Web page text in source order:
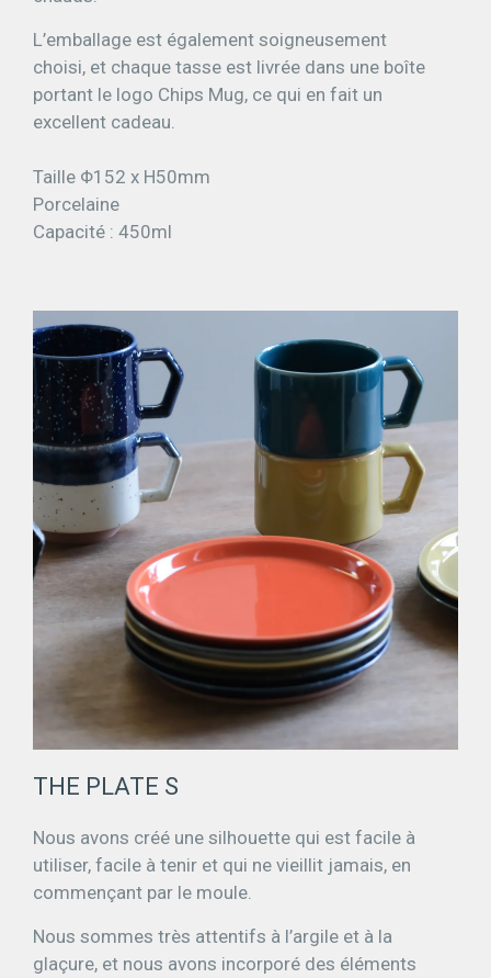
L’emballage est également soigneusement
choisi, et chaque tasse est livrée dans une boîte
portant le logo Chips Mug, ce qui en fait un
excellent cadeau.
Taille Φ152 x H50mm
Porcelaine
Capacité : 450ml
THE PLATE S
Nous avons créé une silhouette qui est facile à
utiliser, facile à tenir et qui ne vieillit jamais, en
commençant par le moule.
Nous sommes très attentifs à l’argile et à la
glaçure, et nous avons incorporé des éléments